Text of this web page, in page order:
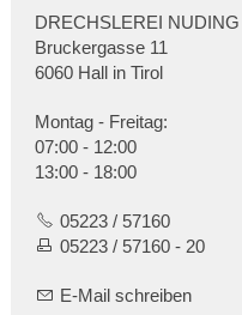
DRECHSLEREI NUDING
Bruckergasse 11
6060 Hall in Tirol
Montag - Freitag:
07:00 - 12:00
13:00 - 18:00
05223 / 57160
05223 / 57160 - 20
E-Mail schreiben